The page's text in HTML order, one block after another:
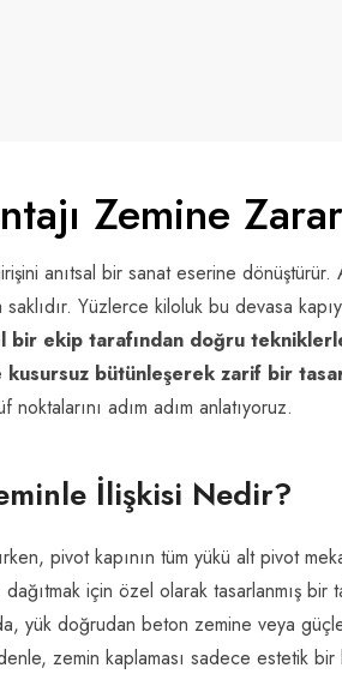
Zemine
anıtsal bir sanat eserine
Yüzlerce kiloluk bu devasa
bir ekip tarafından doğru
bütünleşerek zarif bir
adım adım anlatıyoruz.
İlişkisi Nedir?
pivot kapının tüm yükü alt pivot
için özel olarak tasarlanmış bir
yük doğrudan beton zemine veya
zemin kaplaması sadece estetik bir